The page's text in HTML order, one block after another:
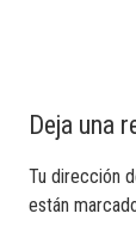
Deja una
Tu dirección
están